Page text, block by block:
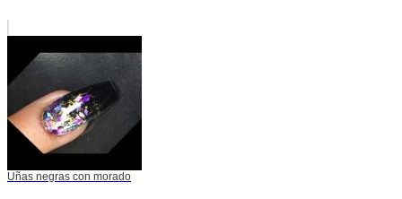
Uñas negras con morado